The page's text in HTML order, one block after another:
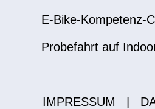
E-Bike-Kompetenz-
Probefahrt auf
IMPRESSUM